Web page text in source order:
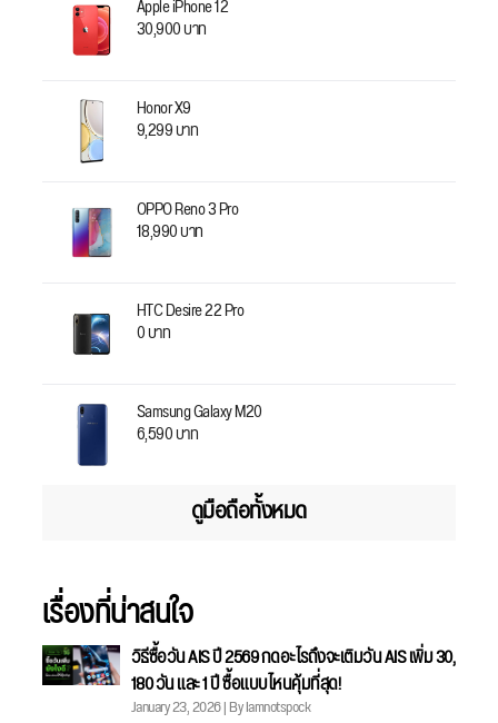
Apple iPhone 12
30,900 บาท
Honor X9
9,299 บาท
OPPO Reno 3 Pro
18,990 บาท
HTC Desire 22 Pro
0 บาท
Samsung Galaxy M20
6,590 บาท
ดูมือถือทั้งหมด
เรื่องที่น่าสนใจ
วิธีซื้อวัน AIS ปี 2569 กดอะไรถึงจะเติมวัน AIS เพิ่ม 30,
180 วัน และ 1 ปี ซื้อแบบไหนคุ้มที่สุด!
January 23, 2026 | By Iamnotspock